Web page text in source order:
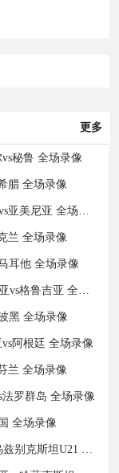
更多
秘鲁 全场录像
腊 全场录像
2024年09月11日 欧国联C联赛第2轮 北马其顿vs亚美尼亚 全场录像
兰 全场录像
耳他 全场录像
2024年09月11日 欧国联B联赛第2轮 阿尔巴尼亚vs格鲁吉亚 全场录像
黑 全场录像
阿根廷 全场录像
兰 全场录像
法罗群岛 全场录像
全场录像
2024年09月10日 足球友谊赛 中国男足U21vs乌兹别克斯坦U21 全场录像